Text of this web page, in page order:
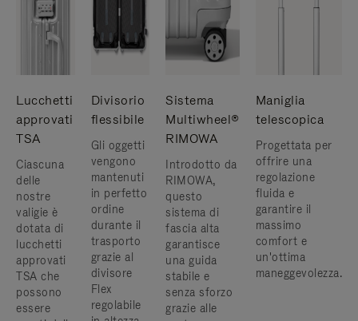
Lucchetti
approvati
TSA
Ciascuna
delle
nostre
valigie è
dotata di
lucchetti
approvati
TSA che
possono
essere
Divisorio
flessibile
Gli oggetti
vengono
mantenuti
in perfetto
ordine
durante il
trasporto
grazie al
divisore
Flex
regolabile
Sistema
Multiwheel®
RIMOWA
Introdotto da
RIMOWA,
questo
sistema di
fascia alta
garantisce
una guida
stabile e
senza sforzo
grazie alle
Maniglia
telescopica
Progettata per
offrire una
regolazione
fluida e
garantire il
massimo
comfort e
un'ottima
maneggevolezza.